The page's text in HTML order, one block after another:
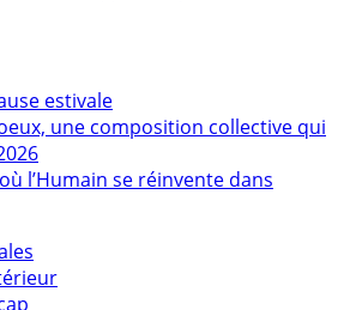
estivale
une composition collective qui
l’Humain se réinvente dans